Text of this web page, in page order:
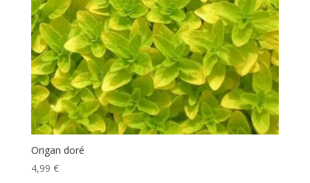
Origan doré
4,99 €